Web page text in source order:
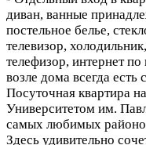
диван, ванные
постельное белье,
телевизор,
телефизор, интернет
возле дома всегда
Посуточная квартира
Университетом им.
самых любимых
Здесь удивительно